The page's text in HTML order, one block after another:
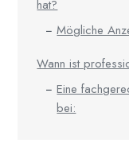
hat?
Mögliche
Wann ist
Eine
bei: